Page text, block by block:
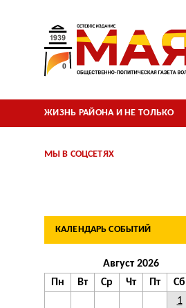
ЖИЗНЬ РАЙОНА И НЕ ТОЛЬКО
МЫ В СОЦСЕТЯХ
КАЛЕНДАРЬ СОБЫТИЙ
Август 2026
Пн
Вт Ср Чт Пт Сб
1